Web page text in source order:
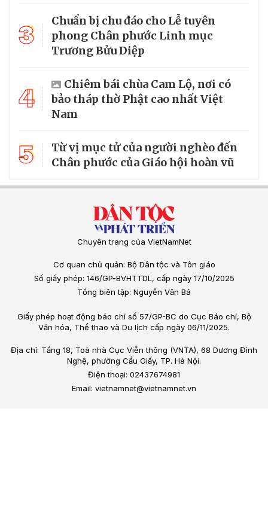
3
Chuẩn bị chu đáo cho Lễ tuyên
phong Chân phước Linh mục
Trương Bửu Diệp
4
Chiêm bái chùa Cam Lộ, nơi có
bảo tháp thờ Phật cao nhất Việt
Nam
5
Từ vị mục tử của người nghèo đến
Chân phước của Giáo hội hoàn vũ
Chuyên trang của VietNamNet
Cơ quan chủ quản: Bộ Dân tộc và Tôn giáo
Số giấy phép: 146/GP-BVHTTDL, cấp ngày 17/10/2025
Tổng biên tập: Nguyễn Văn Bá
Giấy phép hoạt động báo chí số 57/GP-BC do Cục Báo chí, Bộ
Văn hóa, Thể thao và Du lịch cấp ngày 06/11/2025.
Địa chỉ: Tầng 18, Toà nhà Cục Viễn thông (VNTA), 68 Dương Đình
Nghệ, phường Cầu Giấy, TP. Hà Nội.
Điện thoại: 02437674981
Email: vietnamnet@vietnamnet.vn